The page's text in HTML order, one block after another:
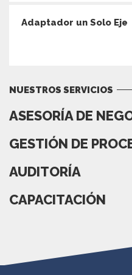
Adaptador un Solo Eje
NUESTROS SERVICIOS
ASESORÍA DE
GESTIÓN DE
AUDITORÍA
CAPACITACIÓN